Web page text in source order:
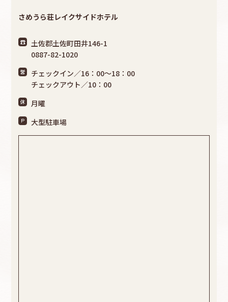
さめうら荘レイクサイドホテル
土佐郡土佐町田井146-1
0887-82-1020
チェックイン／16：00～18：00
チェックアウト／10：00
月曜
大型駐車場